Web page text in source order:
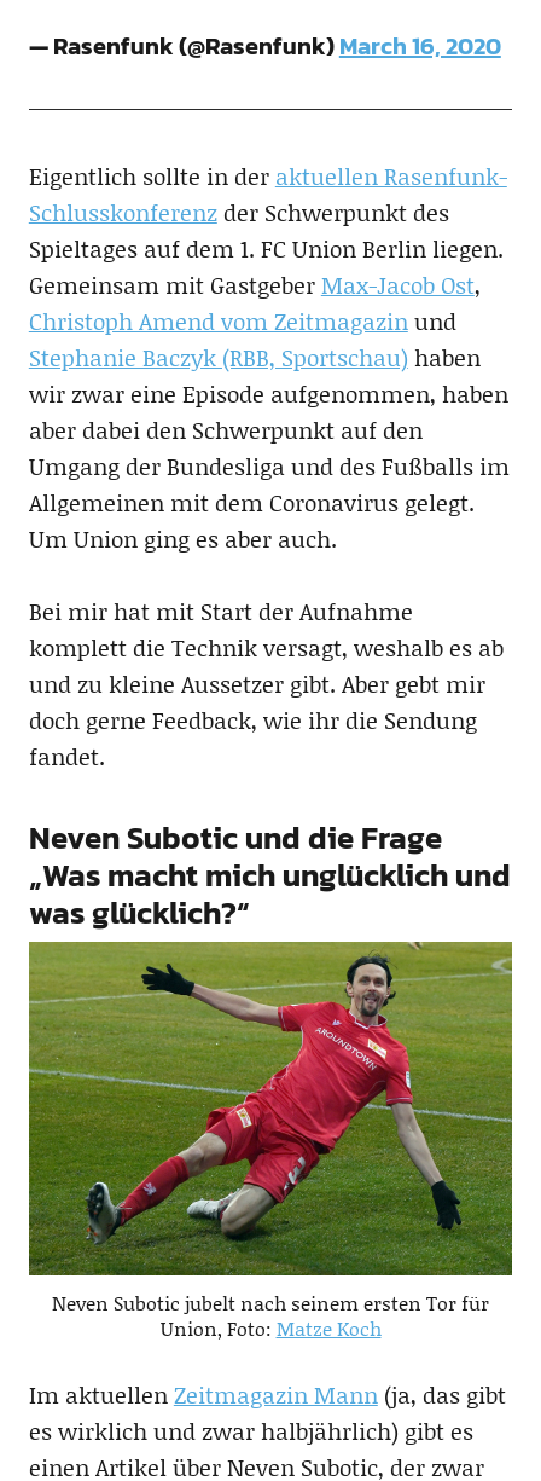
— Rasenfunk (@Rasenfunk)March 16, 2020
Eigentlich sollte in der aktuellen Rasenfunk-
Schlusskonferenzder Schwerpunkt des
Spieltages auf dem 1. FC Union Berlin liegen.
Gemeinsam mit GastgeberMax-Jacob Ost,
Christoph Amend vom Zeitmagazinund
Stephanie Baczyk (RBB, Sportschau) haben
wir zwar eine Episode aufgenommen, haben
aber dabei den Schwerpunkt auf den
Umgang der Bundesliga und des Fußballs im
Allgemeinen mit dem Coronavirus gelegt.
Um Union ging es aber auch.
Bei mir hat mit Start der Aufnahme
komplett die Technik versagt, weshalb es ab
und zu kleine Aussetzer gibt. Aber gebt mir
doch gerne Feedback, wie ihr die Sendung
fandet.
Neven Subotic und die Frage
„Was macht mich unglücklich und
was glücklich?“
Neven Subotic jubelt nach seinem ersten Tor für
Union, Foto: Matze Koch
Im aktuellenZeitmagazin Mann(ja, das gibt
es wirklich und zwar halbjährlich) gibt es
einen Artikel über Neven Subotic, der zwar